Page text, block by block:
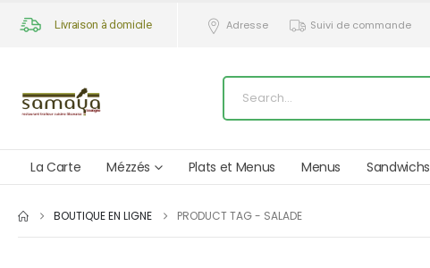
Livraison à domicile Adresse Suivi de commande
La Carte Mézzés Plats et Menus Menus Sandwichs
BOUTIQUE EN LIGNE PRODUCT TAG - SALADE